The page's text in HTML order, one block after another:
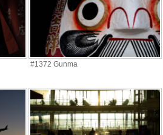
#1372 Gunma